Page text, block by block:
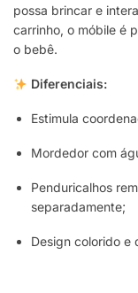
possa brincar e
carrinho, o móbile é
o bebê.
Diferenciais:
Estimula
Mordedor com
Penduricalhos
separadamente;
Design colorido e